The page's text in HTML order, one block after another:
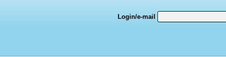
Login/e-mail